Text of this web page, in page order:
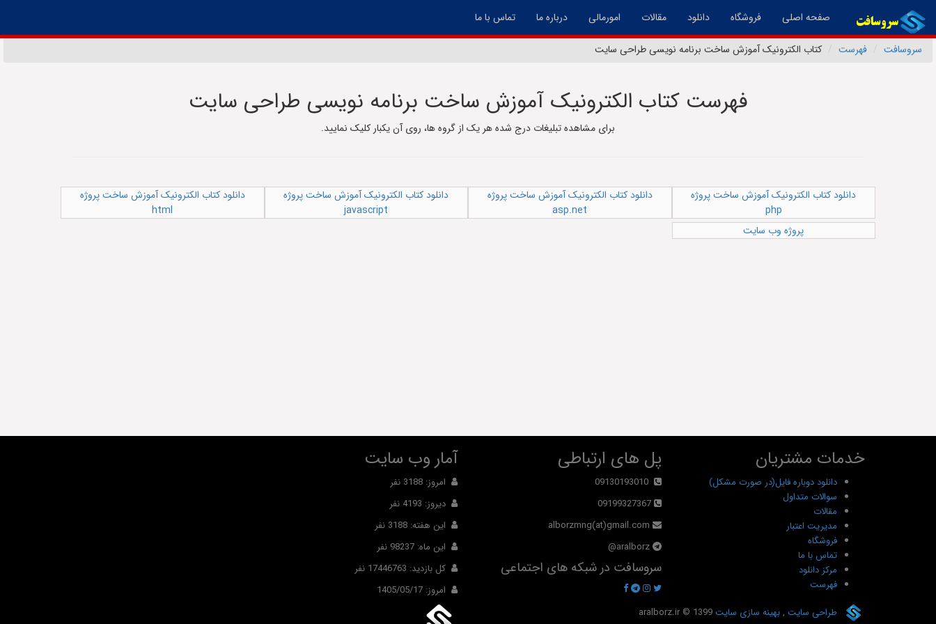
صفحه اصلی(فعال)فروشگاه دانلود مقالات امورمالی درباره ما تماس با ما
سروسافت فهرست کتاب الکترونیک آموزش ساخت برنامه نویسی طراحی سایت
فهرست کتاب الکترونیک آموزش ساخت برنامه نویسی طراحی سایت
برای مشاهده تبلیغات درج شده هر یک از گروه ها، روی آن یکبار کلیک نمایید.
دانلود کتاب الکترونیک آموزش ساخت پروژه
php
دانلود کتاب الکترونیک آموزش ساخت پروژه
asp.net
دانلود کتاب الکترونیک آموزش ساخت پروژه
javascript
دانلود کتاب الکترونیک آموزش ساخت پروژه
html
پروژه وب سایت
خدمات مشتریان
دانلود دوباره فایل(در صورت مشکل)
سوالات متداول
مقالات
مدیریت اعتبار
فروشگاه
تماس با ما
مرکز دانلود
فهرست
پل های ارتباطی
09130193010
09199327367
alborzmng(at)gmail.com
aralborz@
سروسافت در شبکه های اجتماعی
آمار وب سایت
امروز: 3188 نفر
دیروز: 4193 نفر
این هفته: 3188 نفر
این ماه: 98237 نفر
کل بازدید: 17446763 نفر
امروز: 1405/05/17
طراحی سایت ,بهینه سازی سایت aralborz.ir © 1399